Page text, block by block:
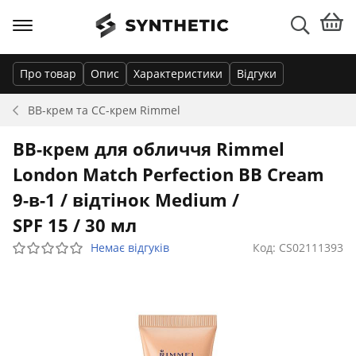
BB-крем та CC-крем Rimmel
Про товар Опис Характеристики Відгуки
BB-крем для обличчя Rimmel
London Match Perfection BB Cream
9-в-1 / відтінок Medium /
SPF 15 / 30 мл
Немає відгуків Код: CS02111393